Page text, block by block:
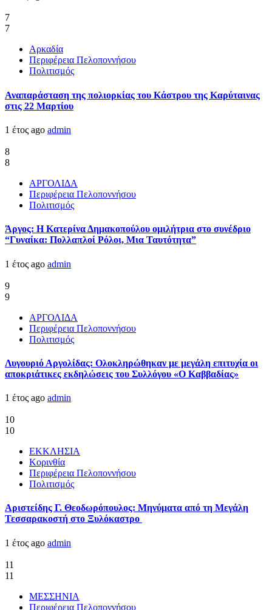
7
7
Αρκαδία
Περιφέρεια Πελοποννήσου
Πολιτισμός
Αναπαράσταση της πολιορκίας του Κάστρου της Καρύταινας
στις 22 Μαρτίου
1 έτος ago admin
8
8
ΑΡΓΟΛΙΔΑ
Περιφέρεια Πελοποννήσου
Πολιτισμός
Άργος: Η Κατερίνα Δημακοπούλου ομιλήτρια στο συνέδριο
“Γυναίκα: Πολλαπλοί Ρόλοι, Μια Ταυτότητα”
1 έτος ago admin
9
9
ΑΡΓΟΛΙΔΑ
Περιφέρεια Πελοποννήσου
Πολιτισμός
Λυγουριό Αργολίδας: Ολοκληρώθηκαν με μεγάλη επιτυχία οι
αποκριάτικες εκδηλώσεις του Συλλόγου «Ο Καββαδίας»
1 έτος ago admin
10
10
ΕΚΚΛΗΣΙΑ
Κορινθία
Περιφέρεια Πελοποννήσου
Πολιτισμός
Αριστείδης Γ. Θεοδωρόπουλος: Μηνύματα από τη Μεγάλη
Τεσσαρακοστή στο Ξυλόκαστρο
1 έτος ago admin
11
11
ΜΕΣΣΗΝΙΑ
Περιφέρεια Πελοποννήσου